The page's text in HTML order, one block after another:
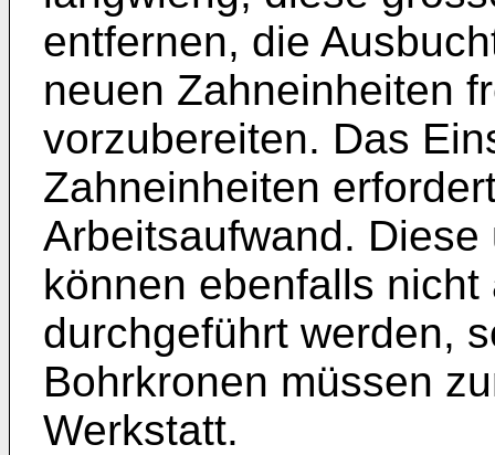
entfernen, die
neuen Zahneinheiten
vorzubereiten. Das
Zahneinheiten
Arbeitsaufwand.
können ebenfalls
durchgeführt werden,
Bohrkronen müssen
Werkstatt.